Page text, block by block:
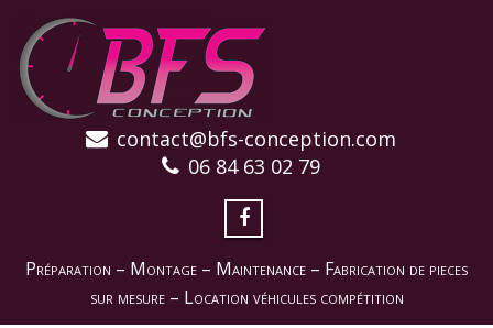
contact@bfs-conception.com
06 84 63 02 79
Préparation – Montage – Maintenance – Fabrication de pieces
sur mesure – Location véhicules compétition